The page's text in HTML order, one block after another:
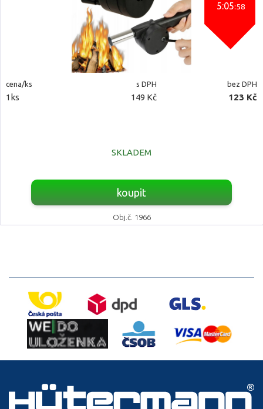
5:05:57
cena/ks s DPH bez DPH
1ks 149 Kč 123 Kč
SKLADEM
koupit
Obj.č. 1966